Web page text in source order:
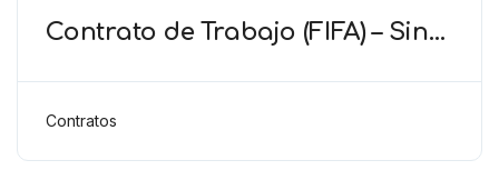
Contrato de Trabajo (FIFA) – Sin
relación laboral reconocida
Contratos